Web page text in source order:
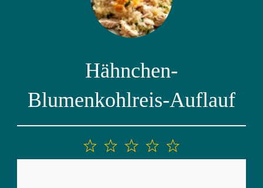
Hähnchen-
Blumenkohlreis-Auflauf
5
4
3
2
1